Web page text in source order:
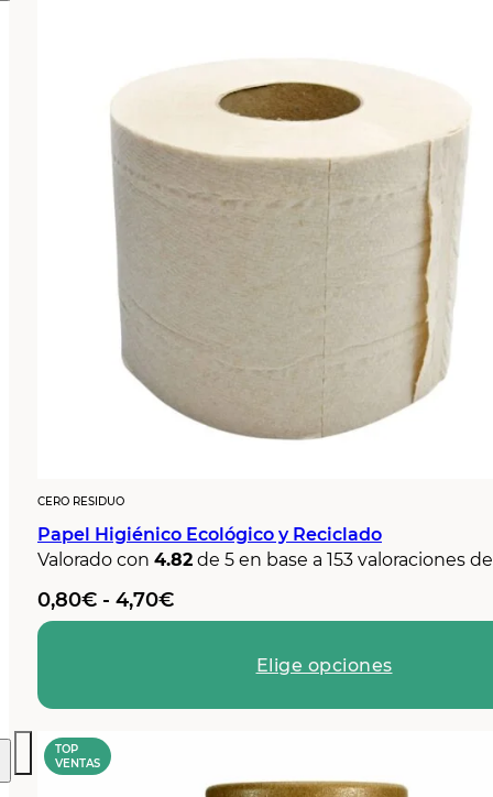
CERO RESIDUO
Papel Higiénico Ecológico y Reciclado
Valorado con 4.82 de 5 en base a 153 valoraciones
0,80€ - 4,70€Rango
de
Elige opciones
TOP
VENTAS